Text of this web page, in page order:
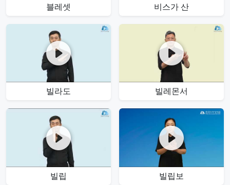
블레셋 비스가 산
빌라도 빌레몬서
빌립 빌립보